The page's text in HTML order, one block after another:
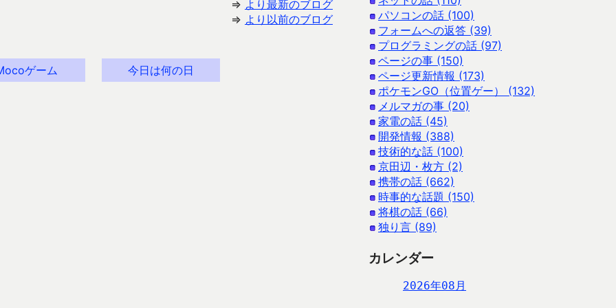
⇒ より最新のブログ
⇒ より以前のブログ
ゲーム 今日は何の日
パソコンの話 (100)
フォームへの返答 (39)
プログラミングの話 (97)
ページの事 (150)
ページ更新情報 (173)
ポケモンGO（位置ゲー） (132)
メルマガの事 (20)
家電の話 (45)
開発情報 (388)
技術的な話 (100)
京田辺・枚方 (2)
携帯の話 (662)
時事的な話題 (150)
将棋の話 (66)
独り言 (89)
カレンダー
2026年08月